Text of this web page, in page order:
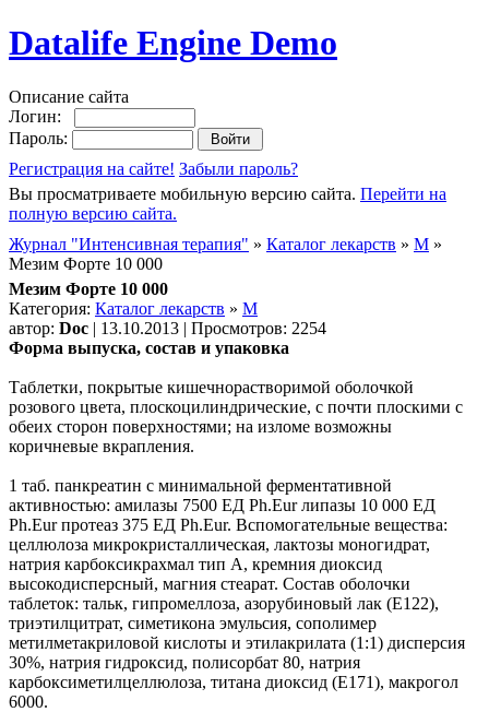
Datalife Engine Demo
Описание сайта
Логин:
Пароль:
Регистрация на сайте! Забыли пароль?
Вы просматриваете мобильную версию сайта. Перейти на
полную версию сайта.
Журнал "Интенсивная терапия" » Каталог лекарств » М »
Мезим Форте 10 000
Мезим Форте 10 000
Категория: Каталог лекарств » М
автор: Doc | 13.10.2013 | Просмотров: 2254
Форма выпуска, состав и упаковка
Таблетки, покрытые кишечнорастворимой оболочкой
розового цвета, плоскоцилиндрические, с почти плоскими с
обеих сторон поверхностями; на изломе возможны
коричневые вкрапления.
1 таб. панкреатин с минимальной ферментативной
активностью: амилазы 7500 ЕД Ph.Eur липазы 10 000 ЕД
Ph.Eur протеаз 375 ЕД Ph.Eur. Вспомогательные вещества:
целлюлоза микрокристаллическая, лактозы моногидрат,
натрия карбоксикрахмал тип А, кремния диоксид
высокодисперсный, магния стеарат. Состав оболочки
таблеток: тальк, гипромеллоза, азорубиновый лак (Е122),
триэтилцитрат, симетикона эмульсия, сополимер
метилметакриловой кислоты и этилакрилата (1:1) дисперсия
30%, натрия гидроксид, полисорбат 80, натрия
карбоксиметилцеллюлоза, титана диоксид (Е171), макрогол
6000.